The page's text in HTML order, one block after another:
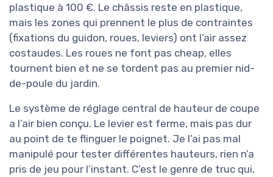
plastique à 100 €. Le châssis reste en plastique,
mais les zones qui prennent le plus de contraintes
(fixations du guidon, roues, leviers) ont l’air assez
costaudes. Les roues ne font pas cheap, elles
tournent bien et ne se tordent pas au premier nid-
de-poule du jardin.
Le système de réglage central de hauteur de coupe
a l’air bien conçu. Le levier est ferme, mais pas dur
au point de te flinguer le poignet. Je l’ai pas mal
manipulé pour tester différentes hauteurs, rien n’a
pris de jeu pour l’instant. C’est le genre de truc qui,